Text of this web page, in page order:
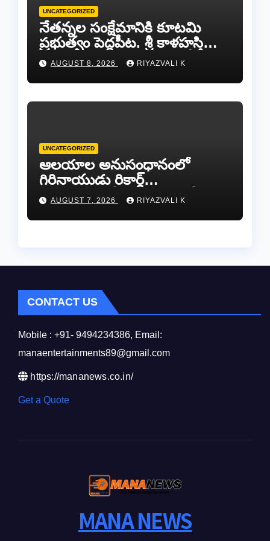
UNCATEGORIZED
నేతన్నల సంక్షేమానికి కూటమి
ప్రభుత్వం పెద్దపీట. శ్రీ కాళహస్తి
ఎమ్మెల్యే బొజ్జల వెంకట సుధీర్ రెడ్డి.
AUGUST 8, 2026 RIYAZVALI K
UNCATEGORIZED
ఆలయాల అనుసంధానంలో
గిరినాయుడు రికార్డ్
దారినేర్పరి..రోడ్డు నిర్మాణంతో పాటు
AUGUST 7, 2026 RIYAZVALI K
CONTACT US
Mobile : +91- 9494234386, Email:
manaentertainments89@gmail.com
https://mananews.co.in/
Get a Quote
MANA NEWS